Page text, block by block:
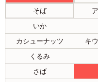
そば
いか
カシューナッツ
キ
くるみ
さば